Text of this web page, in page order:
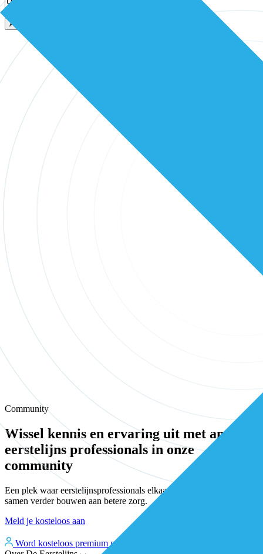
Community
Wissel kennis en ervaring uit met andere
eerstelijns professionals in onze
community
Een plek waar eerstelijnsprofessionals elkaar vinden, versterken en
samen verder bouwen aan betere zorg.
Meld je kosteloos aan
Word kosteloos premium member